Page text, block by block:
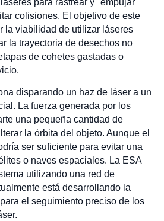
para rastrear y "empujar"
colisiones. El objetivo de este
la viabilidad de utilizar láseres
la trayectoria de desechos no
de cohetes gastadas o
disparando un haz de láser a un
La fuerza generada por los
una pequeña cantidad de
la órbita del objeto. Aunque el
ser suficiente para evitar una
o naves espaciales. La ESA
utilizando una red de
está desarrollando la
el seguimiento preciso de los